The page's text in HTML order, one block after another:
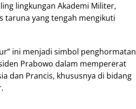
lingkungan Akademi Militer,
taruna yang tengah mengikuti
ini menjadi simbol penghormatan
Prabowo dalam mempererat
dan Prancis, khususnya di bidang